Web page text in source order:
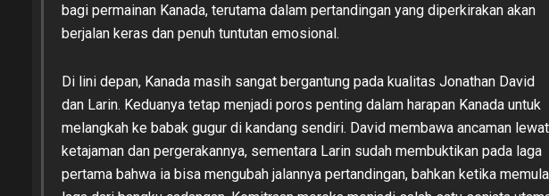
bagi permainan Kanada, terutama dalam pertandingan yang diperkirakan akan
berjalan keras dan penuh tuntutan emosional.
Di lini depan, Kanada masih sangat bergantung pada kualitas Jonathan David
dan Larin. Keduanya tetap menjadi poros penting dalam harapan Kanada untuk
melangkah ke babak gugur di kandang sendiri. David membawa ancaman lewat
ketajaman dan pergerakannya, sementara Larin sudah membuktikan pada laga
pertama bahwa ia bisa mengubah jalannya pertandingan, bahkan ketika